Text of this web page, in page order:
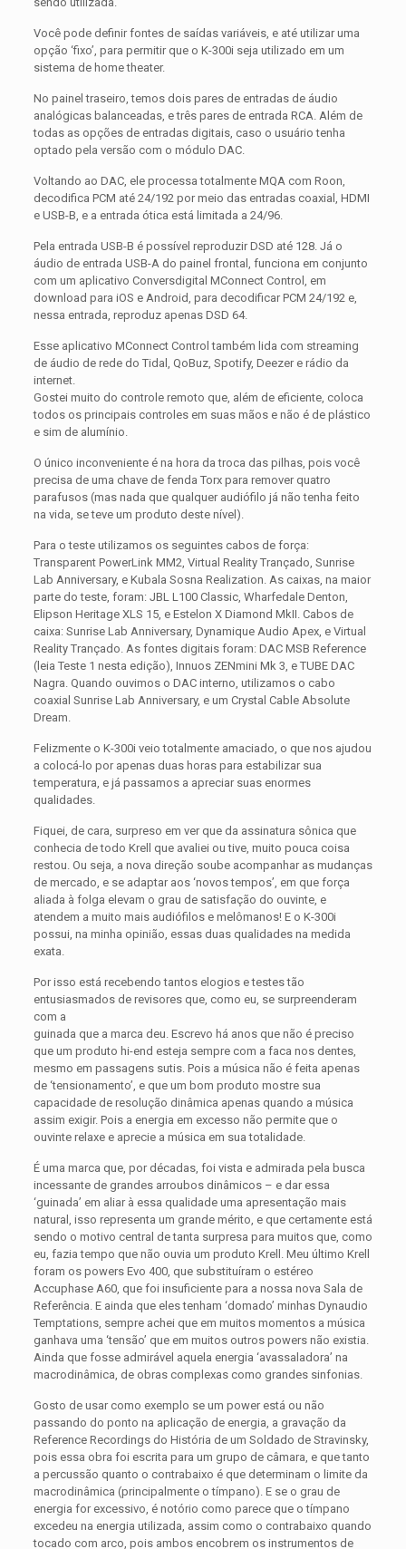
Você pode definir fontes de saídas variáveis, e até utilizar uma
opção ‘fixo’, para permitir que o K-300i seja utilizado em um
sistema de home theater.
No painel traseiro, temos dois pares de entradas de áudio
analógicas balanceadas, e três pares de entrada RCA. Além de
todas as opções de entradas digitais, caso o usuário tenha
optado pela versão com o módulo DAC.
Voltando ao DAC, ele processa totalmente MQA com Roon,
decodifica PCM até 24/192 por meio das entradas coaxial, HDMI
e USB-B, e a entrada ótica está limitada a 24/96.
Pela entrada USB-B é possível reproduzir DSD até 128. Já o
áudio de entrada USB-A do painel frontal, funciona em conjunto
com um aplicativo Conversdigital MConnect Control, em
download para iOS e Android, para decodificar PCM 24/192 e,
nessa entrada, reproduz apenas DSD 64.
Esse aplicativo MConnect Control também lida com streaming
de áudio de rede do Tidal, QoBuz, Spotify, Deezer e rádio da
internet.
Gostei muito do controle remoto que, além de eficiente, coloca
todos os principais controles em suas mãos e não é de plástico
e sim de alumínio.
O único inconveniente é na hora da troca das pilhas, pois você
precisa de uma chave de fenda Torx para remover quatro
parafusos (mas nada que qualquer audiófilo já não tenha feito
na vida, se teve um produto deste nível).
Para o teste utilizamos os seguintes cabos de força:
Transparent PowerLink MM2, Virtual Reality Trançado, Sunrise
Lab Anniversary, e Kubala Sosna Realization. As caixas, na maior
parte do teste, foram: JBL L100 Classic, Wharfedale Denton,
Elipson Heritage XLS 15, e Estelon X Diamond MkII. Cabos de
caixa: Sunrise Lab Anniversary, Dynamique Audio Apex, e Virtual
Reality Trançado. As fontes digitais foram: DAC MSB Reference
(leia Teste 1 nesta edição), Innuos ZENmini Mk 3, e TUBE DAC
Nagra. Quando ouvimos o DAC interno, utilizamos o cabo
coaxial Sunrise Lab Anniversary, e um Crystal Cable Absolute
Dream.
Felizmente o K-300i veio totalmente amaciado, o que nos ajudou
a colocá-lo por apenas duas horas para estabilizar sua
temperatura, e já passamos a apreciar suas enormes
qualidades.
Fiquei, de cara, surpreso em ver que da assinatura sônica que
conhecia de todo Krell que avaliei ou tive, muito pouca coisa
restou. Ou seja, a nova direção soube acompanhar as mudanças
de mercado, e se adaptar aos ‘novos tempos’, em que força
aliada à folga elevam o grau de satisfação do ouvinte, e
atendem a muito mais audiófilos e melômanos! E o K-300i
possui, na minha opinião, essas duas qualidades na medida
exata.
Por isso está recebendo tantos elogios e testes tão
entusiasmados de revisores que, como eu, se surpreenderam
com a
guinada que a marca deu. Escrevo há anos que não é preciso
que um produto hi-end esteja sempre com a faca nos dentes,
mesmo em passagens sutis. Pois a música não é feita apenas
de ‘tensionamento’, e que um bom produto mostre sua
capacidade de resolução dinâmica apenas quando a música
assim exigir. Pois a energia em excesso não permite que o
ouvinte relaxe e aprecie a música em sua totalidade.
É uma marca que, por décadas, foi vista e admirada pela busca
incessante de grandes arroubos dinâmicos – e dar essa
‘guinada’ em aliar à essa qualidade uma apresentação mais
natural, isso representa um grande mérito, e que certamente está
sendo o motivo central de tanta surpresa para muitos que, como
eu, fazia tempo que não ouvia um produto Krell. Meu último Krell
foram os powers Evo 400, que substituíram o estéreo
Accuphase A60, que foi insuficiente para a nossa nova Sala de
Referência. E ainda que eles tenham ‘domado’ minhas Dynaudio
Temptations, sempre achei que em muitos momentos a música
ganhava uma ‘tensão’ que em muitos outros powers não existia.
Ainda que fosse admirável aquela energia ‘avassaladora’ na
macrodinâmica, de obras complexas como grandes sinfonias.
Gosto de usar como exemplo se um power está ou não
passando do ponto na aplicação de energia, a gravação da
Reference Recordings do História de um Soldado de Stravinsky,
pois essa obra foi escrita para um grupo de câmara, e que tanto
a percussão quanto o contrabaixo é que determinam o limite da
macrodinâmica (principalmente o tímpano). E se o grau de
energia for excessivo, é notório como parece que o tímpano
excedeu na energia utilizada, assim como o contrabaixo quando
tocado com arco, pois ambos encobrem os instrumentos de